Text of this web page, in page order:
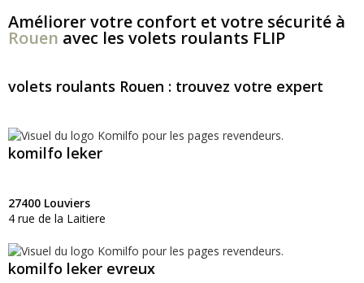
Améliorer votre confort et votre sécurité à
Rouen avec les volets roulants FLIP
volets roulants Rouen : trouvez votre expert
komilfo leker
27400 Louviers
4 rue de la Laitiere
komilfo leker evreux